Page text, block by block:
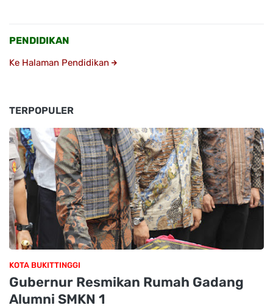
PENDIDIKAN
Ke Halaman Pendidikan
TERPOPULER
KOTA BUKITTINGGI
Gubernur Resmikan Rumah Gadang
Alumni SMKN 1